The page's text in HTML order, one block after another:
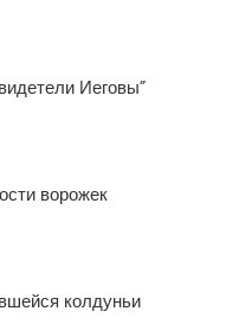
Иеговы”
ворожек
колдуньи